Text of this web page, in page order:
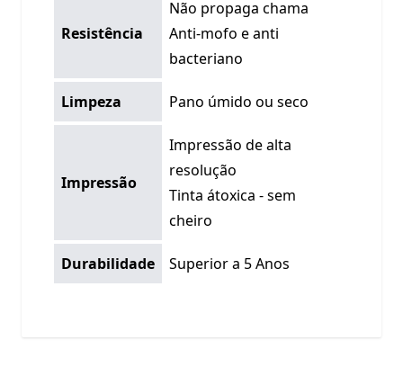
Resistência
Não propaga chama
Anti-mofo e anti
bacteriano
Limpeza Pano úmido ou seco
Impressão
Impressão de alta
resolução
Tinta átoxica - sem
cheiro
Durabilidade Superior a 5 Anos